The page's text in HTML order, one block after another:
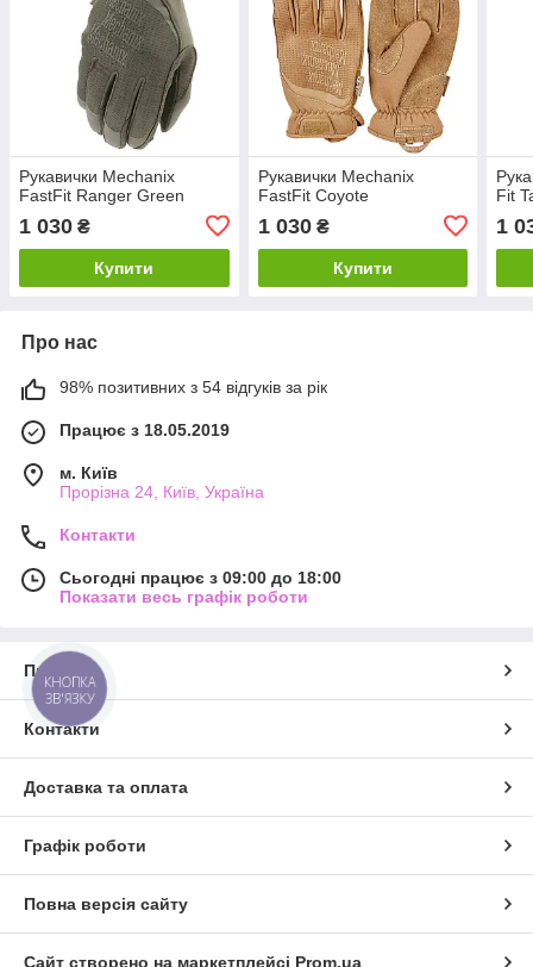
Рукавички Mechanix
FastFit Ranger Green
1 030 ₴
Купити
Рукавички Mechanix
FastFit Coyote
1 030₴
Купити
Fit
1
Про нас
98% позитивних з 54 відгуків за рік
Працює з 18.05.2019
м. Київ
Прорізна 24, Київ, Україна
Контакти
Сьогодні працює з 09:00 до 18:00
Показати весь графік роботи
Про нас
Контакти
Доставка та оплата
Графік роботи
Повна версія сайту
Сайт створено на маркетплейсі Prom.ua
КНОПКА
ЗВ'ЯЗКУ